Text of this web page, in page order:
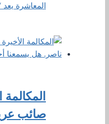
المعاشرة يعد
صائب